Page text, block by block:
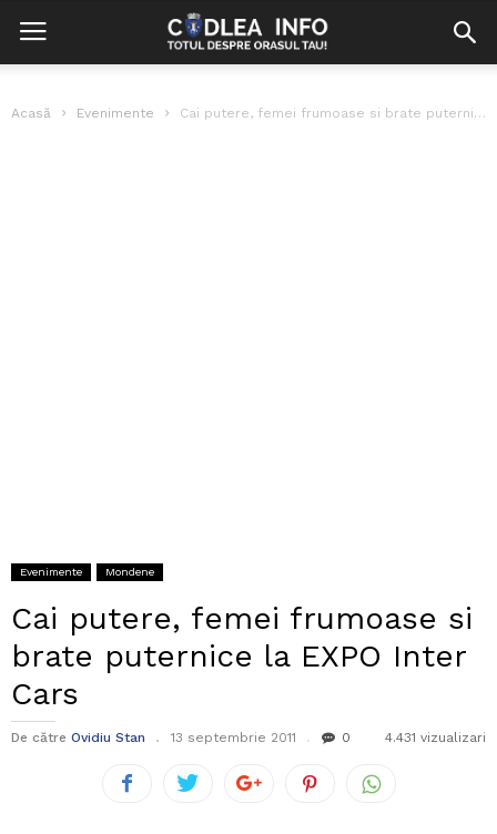
Acasă Evenimente Cai putere, femei frumoase si brate puternice la EXPO Inter Cars
Evenimente Mondene
Cai putere, femei frumoase si
brate puternice la EXPO Inter
Cars
De către Ovidiu Stan 13 septembrie 2011 0 4.431 vizualizari